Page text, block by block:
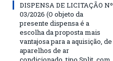
DISPENSA DE LICITAÇÃO Nº
03/2026 (O objeto da
presente dispensa é a
escolha da proposta mais
vantajosa para a aquisição, de
aparelhos de ar